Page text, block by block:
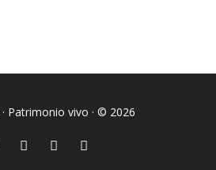
Patrimonio vivo · © 2026